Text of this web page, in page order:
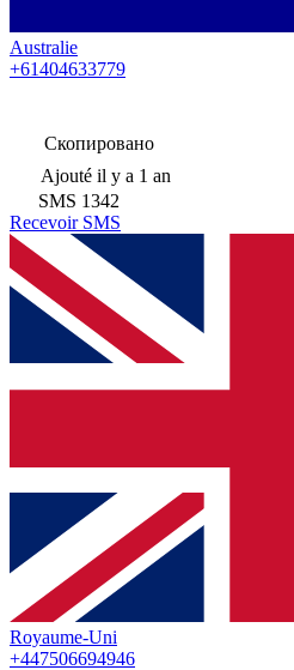
Australie
+61404633779
Скопировано
Ajouté il y a 1 an
SMS 1342
Recevoir SMS
Royaume-Uni
+447506694946